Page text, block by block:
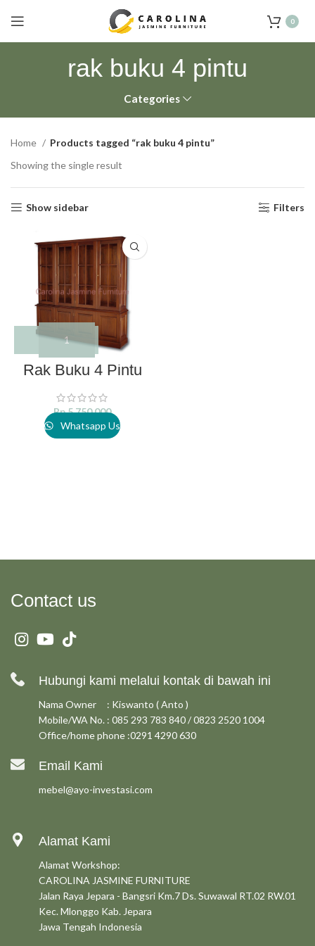
0
rak buku 4 pintu
Categories
Home
Products tagged “rak buku 4 pintu”
Showing the single result
Show sidebar Filters
Rak Buku 4 Pintu
Rp5.750.000
Whatsapp Us
Contact us
Hubungi kami melalui kontak di bawah ini
Nama Owner : Kiswanto ( Anto )
Mobile/WA No. : 085 293 783 840 / 0823 2520 1004
Office/home phone :0291 4290 630
Email Kami
mebel@ayo-investasi.com
Alamat Kami
Alamat Workshop:
CAROLINA JASMINE FURNITURE
Jalan Raya Jepara - Bangsri Km.7 Ds. Suwawal RT.02 RW.01
Kec. Mlonggo Kab. Jepara
Jawa Tengah Indonesia